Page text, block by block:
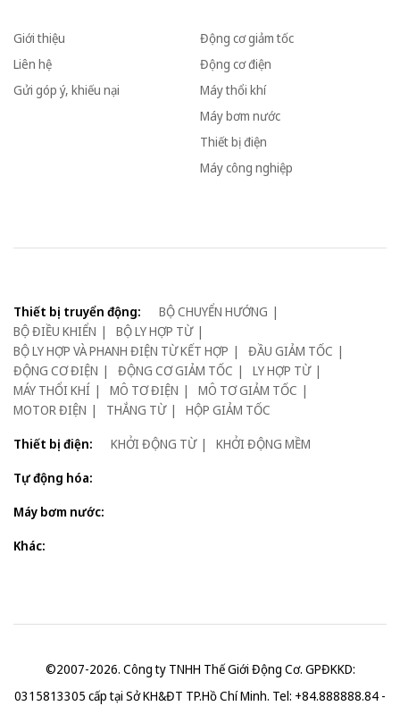
Giới thiệu
Liên hệ
Gửi góp ý, khiếu nại
Động cơ giảm tốc
Động cơ điện
Máy thổi khí
Máy bơm nước
Thiết bị điện
Máy công nghiệp
Thiết bị truyển động:
BỘ CHUYỂN HƯỚNG
BỘ ĐIỀU KHIỂN
BỘ LY HỢP TỪ
BỘ LY HỢP VÀ PHANH ĐIỆN TỪ KẾT HỢP
ĐẦU GIẢM TỐC
ĐỘNG CƠ ĐIỆN
ĐỘNG CƠ GIẢM TỐC
LY HỢP TỪ
MÁY THỔI KHÍ
MÔ TƠ ĐIỆN
MÔ TƠ GIẢM TỐC
MOTOR ĐIỆN
THẮNG TỪ
HỘP GIẢM TỐC
Thiết bị điện:
KHỞI ĐỘNG TỪ
KHỞI ĐỘNG MỀM
Tự động hóa:
Máy bơm nước:
Khác:
©2007-2026. Công ty TNHH Thế Giới Động Cơ. GPĐKKD:
0315813305 cấp tại Sở KH&ĐT TP.Hồ Chí Minh. Tel: +84.888888.84 -